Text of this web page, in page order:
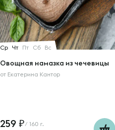
Ср Чт Пт Сб Вс
Овощная намазка из чечевицы
от Екатерина Кантор
259 / 160 г.